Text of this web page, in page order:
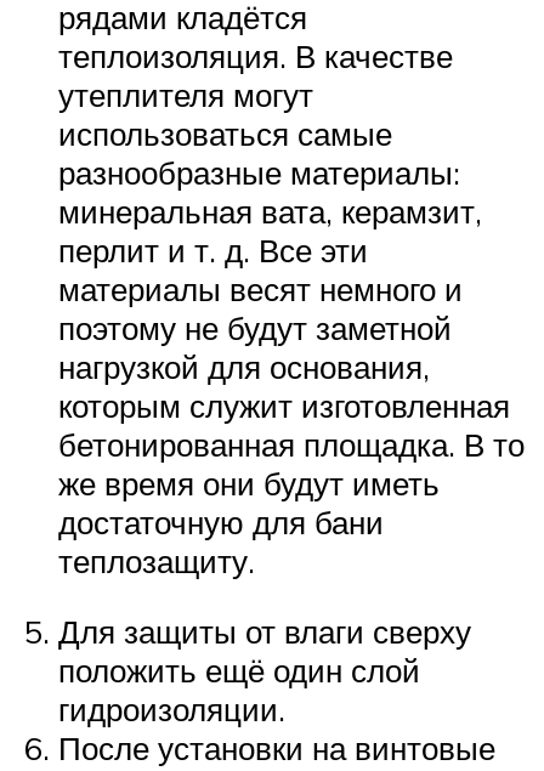
рядами кладётся
теплоизоляция. В качестве
утеплителя могут
использоваться самые
разнообразные материалы:
минеральная вата, керамзит,
перлит и т. д. Все эти
материалы весят немного и
поэтому не будут заметной
нагрузкой для основания,
которым служит изготовленная
бетонированная площадка. В то
же время они будут иметь
достаточную для бани
теплозащиту.
Для защиты от влаги сверху
положить ещё один слой
гидроизоляции.
После установки на винтовые